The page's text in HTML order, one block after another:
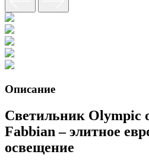
Описание
Светильник Olympic
Fabbian – элитное
освещение